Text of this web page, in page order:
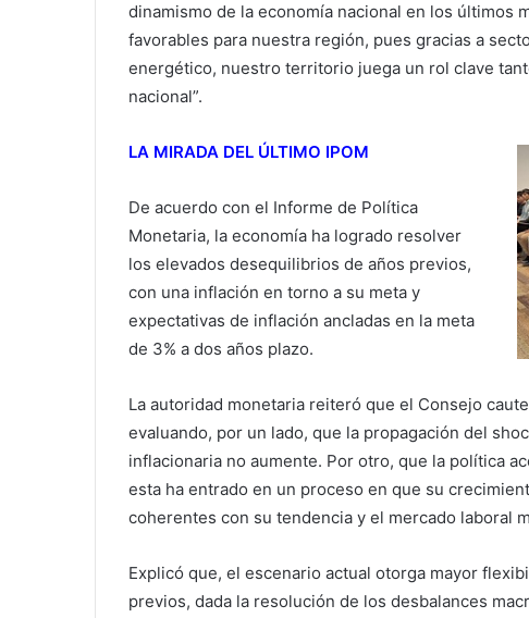
dinamismo de la economía nacional en los últimos
favorables para nuestra región, pues gracias a
energético, nuestro territorio juega un rol clave
nacional”.
LA MIRADA DEL ÚLTIMO IPOM
De acuerdo con el Informe de Política
Monetaria, la economía ha logrado resolver
los elevados desequilibrios de años previos,
con una inflación en torno a su meta y
expectativas de inflación ancladas en la meta
de 3% a dos años plazo.
La autoridad monetaria reiteró que el Consejo
evaluando, por un lado, que la propagación del
inflacionaria no aumente. Por otro, que la política
esta ha entrado en un proceso en que su
coherentes con su tendencia y el mercado laboral
Explicó que, el escenario actual otorga mayor
previos, dada la resolución de los desbalances